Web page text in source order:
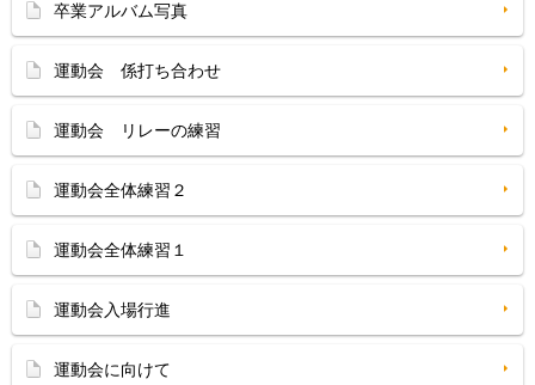
卒業アルバム写真
運動会 係打ち合わせ
運動会 リレーの練習
運動会全体練習２
運動会全体練習１
運動会入場行進
運動会に向けて